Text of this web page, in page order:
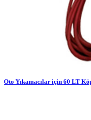
Oto Yıkamacılar için 60 LT